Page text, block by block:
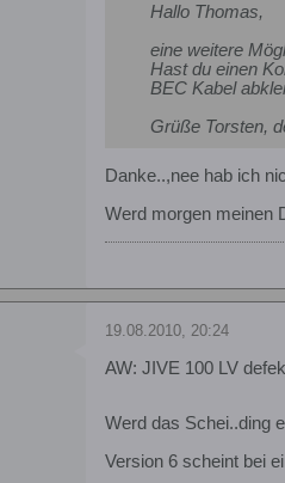
Hallo Thomas,
eine weitere
Hast du einen
BEC Kabel
Grüße Torsten,
Danke..,nee hab ich
Werd morgen meinen
19.08.2010, 20:24
AW: JIVE 100 LV
Werd das Schei..ding
Version 6 scheint bei